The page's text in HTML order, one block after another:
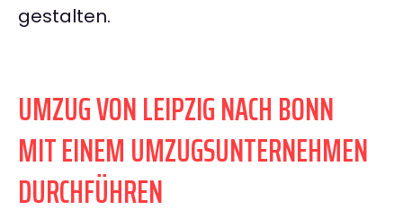
gestalten.
UMZUG VON LEIPZIG NACH BONN
MIT EINEM UMZUGSUNTERNEHMEN
DURCHFÜHREN